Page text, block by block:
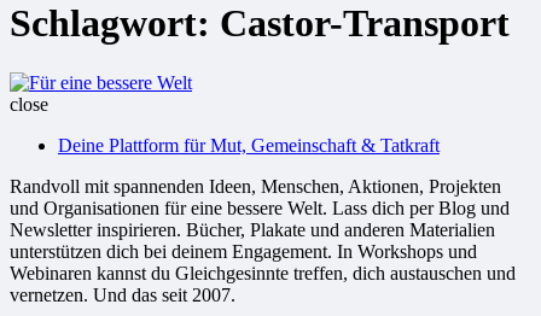
Schlagwort: Castor-Transport
Für
Welt
close
Deine Plattform für Mut, Gemeinschaft & Tatkraft
Randvoll mit spannenden Ideen, Menschen, Aktionen, Projekten
und Organisationen für eine bessere Welt. Lass dich per Blog und
Newsletter inspirieren. Bücher, Plakate und anderen Materialien
unterstützen dich bei deinem Engagement. In Workshops und
Webinaren kannst du Gleichgesinnte treffen, dich austauschen und
vernetzen. Und das seit 2007.